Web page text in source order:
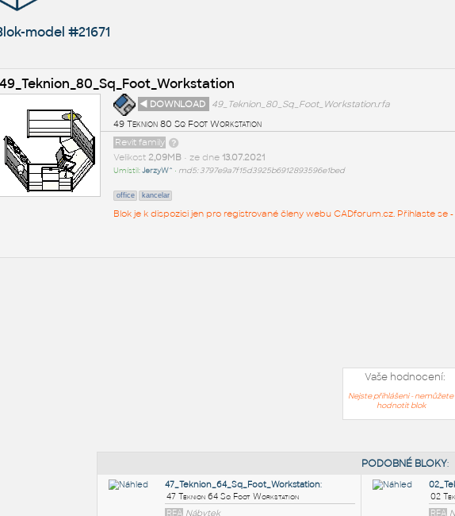
model #21671
49_Teknion_80_Sq_Foot_Workstation
◄ DOWNLOAD
49_Teknion_80_Sq_Foot_Workstation.rfa
49 Teknion 80 Sq Foot Workstation
Revit family
Velikost 2,09MB• ze dne 13.07.2021
Umístil:JerzyW^ • md5: 3797e9a7f15d3925b6912893596e1bed
office kancelar
Blok je k dispozici jen pro registrované členy webu CADforum.cz. Přihlaste se -
Vaše hodnocení:
Nejste přihlášeni - nemůžete
hodnotit blok